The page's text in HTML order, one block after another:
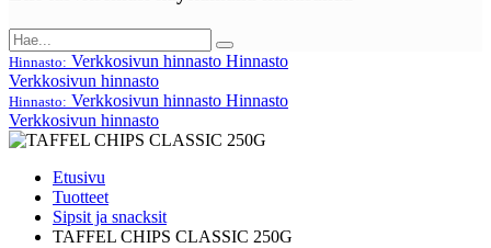
Hinnasto: Verkkosivun hinnasto Hinnasto
Verkkosivun hinnasto
Hinnasto: Verkkosivun hinnasto Hinnasto
Verkkosivun hinnasto
Etusivu
Tuotteet
Sipsit ja snacksit
TAFFEL CHIPS CLASSIC 250G